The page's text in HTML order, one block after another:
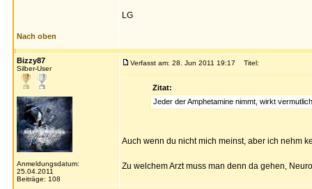
LG
Nach oben
Bizzy87
Silber-User
Anmeldungsdatum:
25.04.2011
Beiträge: 108
Verfasst am: 28. Jun 2011 19:17 Titel:
Zitat:
Jeder der Amphetamine nimmt, wirkt
Auch wenn du nicht mich meinst, aber ich nehm
Zu welchem Arzt muss man denn da gehen,